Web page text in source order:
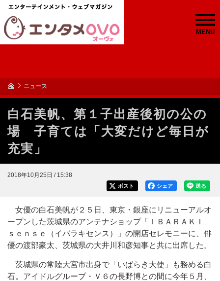
MENU
ニュース
白石美帆、第１子出産後初の公の
場 子育ては「大変だけど毎日が
充実」
2018年10月25日 / 15:38
送る
シェア
ポスト
女優の白石美帆が２５日、東京・銀座にリニューアルオ
ープンした茨城県のアンテナショップ「ＩＢＡＲＡＫＩ
ｓｅｎｓｅ（イバラキセンス）」の開店セレモニーに、俳
優の渡部豪太、茨城県の大井川和彦知事と共に出席した。
茨城県の常陸大宮市出身で「いばらき大使」も務める白
石。アイドルグループ・Ｖ６の長野博との間に今年５月、